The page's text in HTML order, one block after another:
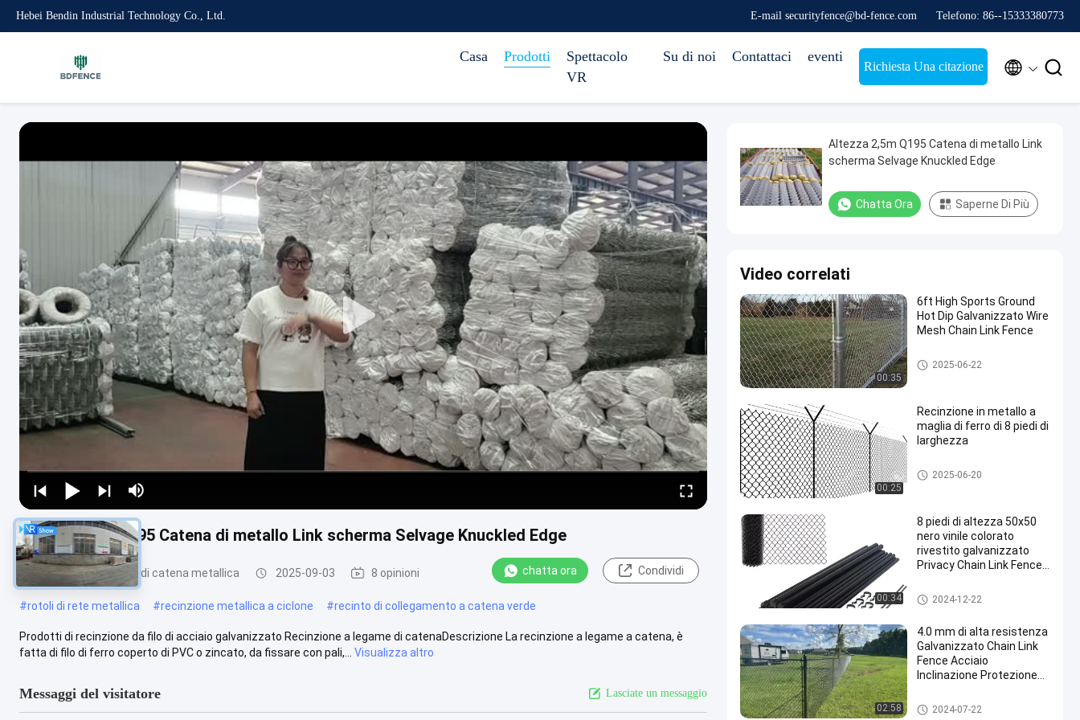
Hebei Bendin Industrial Technology Co., Ltd. E-mail securityfence@bd-fence.com Telefono: 86--15333380773
Casa Prodotti
Spettacolo
VR
Su di noi Contattaci eventi
Richiesta Una citazione  
Altezza 2,5m Q195 Catena di metallo Link scherma Selvage Knuckled Edge
Recinzione a maglie di catena metallica 2025-09-03 8 opinioni chatta ora Condividi
#rotoli di rete metallica #recinzione metallica a ciclone #recinto di collegamento a catena verde
Prodotti di recinzione da filo di acciaio galvanizzato Recinzione a legame di catenaDescrizione La recinzione a legame a catena, è
fatta di filo di ferro coperto di PVC o zincato, da fissare con pali,...
Visualizza altro
Messaggi del visitatore Lasciate un messaggio
Altezza 2,5m Q195 Catena di metallo Link
scherma Selvage Knuckled Edge
Chatta Ora Saperne Di Più
Video correlati
00:35
6ft High Sports Ground
Hot Dip Galvanizzato Wire
Mesh Chain Link Fence
Recinzione a maglie di catena
metallica
2025-06-22
00:25
Recinzione in metallo a
maglia di ferro di 8 piedi di
larghezza
Recinzione a maglie di catena
metallica
2025-06-20
00:34
8 piedi di altezza 50x50
nero vinile colorato
rivestito galvanizzato
Privacy Chain Link Fence
Recinzione a maglie di catena
metallica
2024-12-22
02:58
4.0 mm di alta resistenza
Galvanizzato Chain Link
Fence Acciaio
Inclinazione Protezione
Mesh Netting
Recinzione a maglie di catena
metallica
2024-07-22